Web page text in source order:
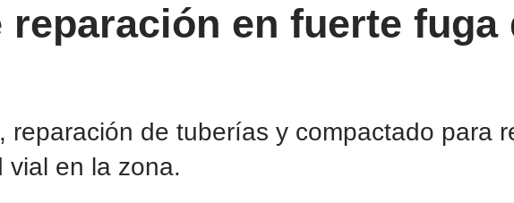
en fuerte fuga
reparación de tuberías y compactado para
vial en la zona.